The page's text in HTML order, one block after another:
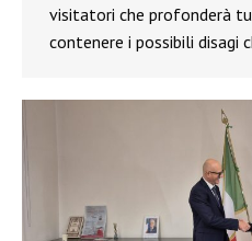
visitatori che profonderà
contenere i possibili disagi